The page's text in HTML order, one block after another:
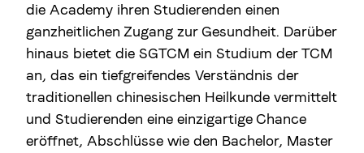
die Academy ihren Studierenden einen
ganzheitlichen Zugang zur Gesundheit. Darüber
hinaus bietet die SGTCM ein Studium der TCM
an, das ein tiefgreifendes Verständnis der
traditionellen chinesischen Heilkunde vermittelt
und Studierenden eine einzigartige Chance
eröffnet, Abschlüsse wie den Bachelor, Master